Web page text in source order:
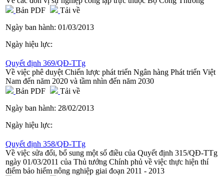
Bản PDF
Tải về
Ngày ban hành: 01/03/2013
Ngày hiệu lực:
Quyết định 369/QĐ-TTg
Về việc phê duyệt Chiến lược phát triển Ngân hàng Phát triển Việt
Nam đến năm 2020 và tầm nhìn đến năm 2030
Bản PDF
Tải về
Ngày ban hành: 28/02/2013
Ngày hiệu lực:
Quyết định 358/QĐ-TTg
Về việc sửa đổi, bổ sung một số điều của Quyết định 315/QĐ-TTg
ngày 01/03/2011 của Thủ tướng Chính phủ về việc thực hiện thí
điểm bảo hiểm nông nghiệp giai đoạn 2011 - 2013